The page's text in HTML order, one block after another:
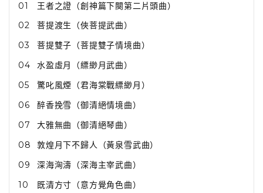
01
王者之證（創神篇下闋第二片頭曲）
02
菩提渡生（俠菩提武曲）
03
菩提雙子（菩提雙子情境曲）
04
水盈虛月（縹緲月武曲）
05
驚叱風煙（君海棠戰縹緲月）
06
醉香挽雪（御清絕情境曲）
07
大雅無曲（御清絕琴曲）
08
敦煌月下不歸人（黃泉雪武曲）
09
深海洶濤（深海主宰武曲）
10
既清方寸（意方覺角色曲）